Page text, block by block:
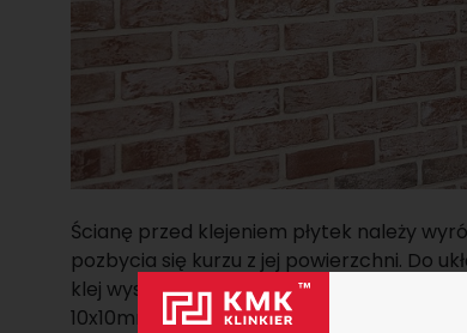
Ścianę przed klejeniem płytek należy
pozbycia się kurzu z jej powierzchni. Do
klej wysokoelastyczny (klasa C2TE S2) –
10x10mm.